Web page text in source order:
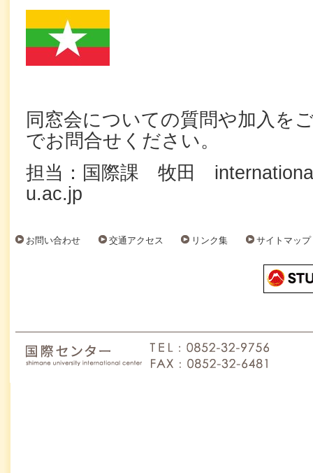
同窓会についての質問や加入を
でお問合せください。
担当：国際課 牧田
u.ac.jp
お問い合わせ 交通アクセス リンク集 サイトマップ